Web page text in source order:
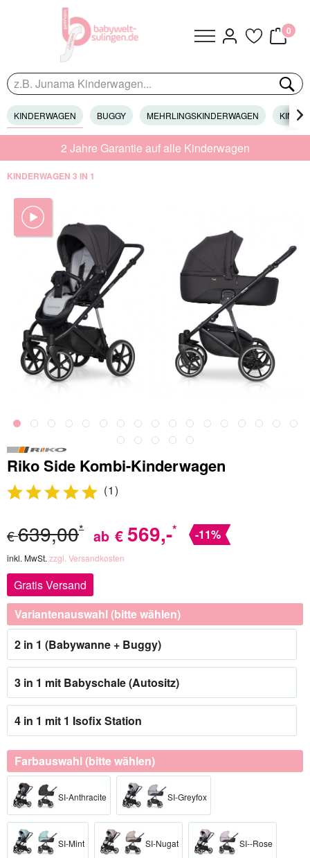
0
KINDERWAGEN BUGGY MEHRLINGSKINDERWAGEN 
2 Jahre Garantie auf alle Kinderwagen
KINDERWAGEN 3 IN 1
Riko Side Kombi-Kinderwagen
(1)
€639,00* ab € 569,-* -11%
inkl. MwSt. zzgl. Versandkosten
Gratis Versand
Variantenauswahl (bitte wählen)
2 in 1 (Babywanne + Buggy)
3 in 1 mit Babyschale (Autositz)
4 in 1 mit 1 Isofix Station
Farbauswahl (bitte wählen)
SI-Anthracite SI-Greyfox
SI-Mint SI-Nugat SI--Rose